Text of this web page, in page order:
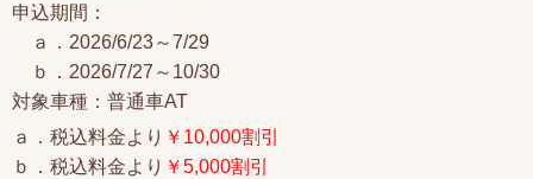
申込期間：
ａ．2026/6/23～7/29
ｂ．2026/7/27～10/30
対象車種：普通車AT
ａ．税込料金より ￥10,000割引
ｂ．税込料金より ￥5,000割引